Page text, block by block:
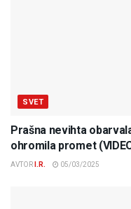
SVET
Prašna nevihta
ohromila promet
AVTOR I.R. 05/03/2025